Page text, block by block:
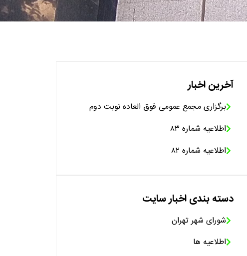
آخرین اخبار
برگزاری مجمع عمومی فوق العاده نوبت دوم
اطلاعیه شماره ۸۳
اطلاعیه شماره ۸۲
دسته بندی اخبار سایت
شورای شهر تهران
اطلاعیه ها